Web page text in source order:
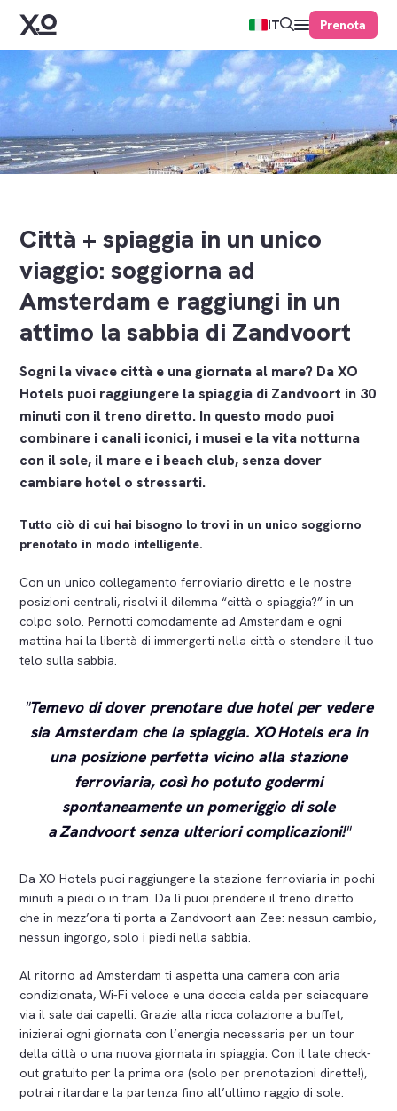
IT Prenota
Città + spiaggia in un unico
viaggio: soggiorna ad
Amsterdam e raggiungi in un
attimo la sabbia di Zandvoort
Sogni la vivace città e una giornata al mare? Da XO
Hotels puoi raggiungere la spiaggia di Zandvoort in 30
minuti con il treno diretto. In questo modo puoi
combinare i canali iconici, i musei e la vita notturna
con il sole, il mare e i beach club, senza dover
cambiare hotel o stressarti.
Tutto ciò di cui hai bisogno lo trovi in un unico soggiorno
prenotato in modo intelligente.
Con un unico collegamento ferroviario diretto e le nostre
posizioni centrali, risolvi il dilemma “città o spiaggia?” in un
colpo solo. Pernotti comodamente ad Amsterdam e ogni
mattina hai la libertà di immergerti nella città o stendere il tuo
telo sulla sabbia.
Temevo di dover prenotare due hotel per vedere
sia Amsterdam che la spiaggia. XO Hotels era in
una posizione perfetta vicino alla stazione
ferroviaria, così ho potuto godermi
spontaneamente un pomeriggio di sole
a Zandvoort senza ulteriori complicazioni!
Da XO Hotels puoi raggiungere la stazione ferroviaria in pochi
minuti a piedi o in tram. Da lì puoi prendere il treno diretto
che in mezz’ora ti porta a Zandvoort aan Zee: nessun cambio,
nessun ingorgo, solo i piedi nella sabbia.
Al ritorno ad Amsterdam ti aspetta una camera con aria
condizionata, Wi-Fi veloce e una doccia calda per sciacquare
via il sale dai capelli. Grazie alla ricca colazione a buffet,
inizierai ogni giornata con l’energia necessaria per un tour
della città o una nuova giornata in spiaggia. Con il late check-
out gratuito per la prima ora (solo per prenotazioni dirette!),
potrai ritardare la partenza fino all’ultimo raggio di sole.